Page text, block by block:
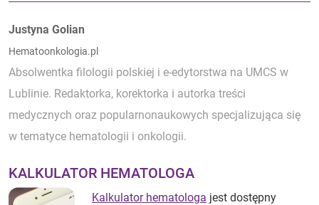
Autorzy:
Justyna Golian
Hematoonkologia.pl
Absolwentka filologii polskiej i e-edytorstwa na UMCS w
Lublinie. Redaktorka, korektorka i autorka treści
medycznych oraz popularnonaukowych specjalizująca się
w tematyce hematologii i onkologii.
KALKULATOR HEMATOLOGA
Kalkulator hematologa jest dostępny